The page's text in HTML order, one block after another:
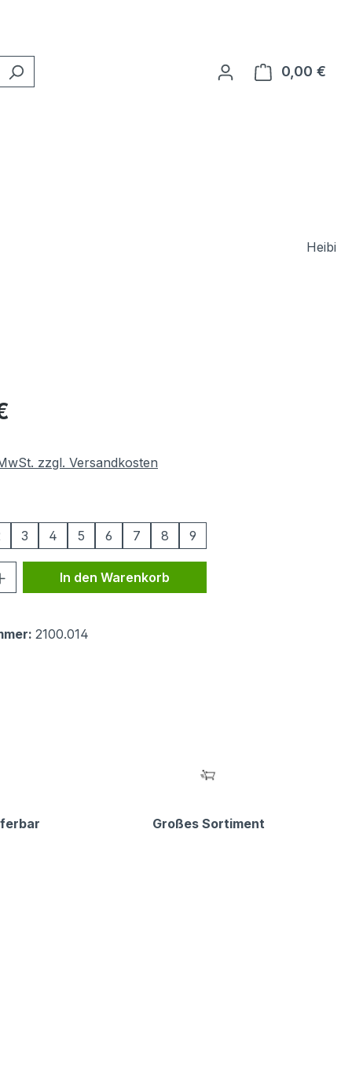
0,00 €
Heibi
zzgl. Versandkosten
3 4 5 6 7 8 9
Anzahl: Gib den gewünschten Wert
In den Warenkorb
2100.014
Großes Sortiment